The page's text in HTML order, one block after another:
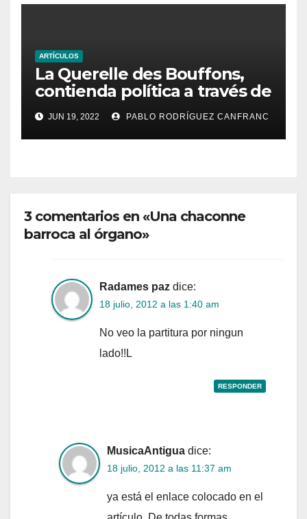
ARTÍCULOS
La Querelle des Bouffons,
contienda política a través de
la ópera
JUN 19, 2022 PABLO RODRÍGUEZ CANFRANC
3 comentarios en «Una chaconne
barroca al órgano»
Radames paz dice:
18 julio, 2012 a las 1:40 am
No veo la partitura por ningun
lado!!L
RESPONDER
MusicaAntigua dice:
18 julio, 2012 a las 11:37 am
ya está el enlace colocado en el